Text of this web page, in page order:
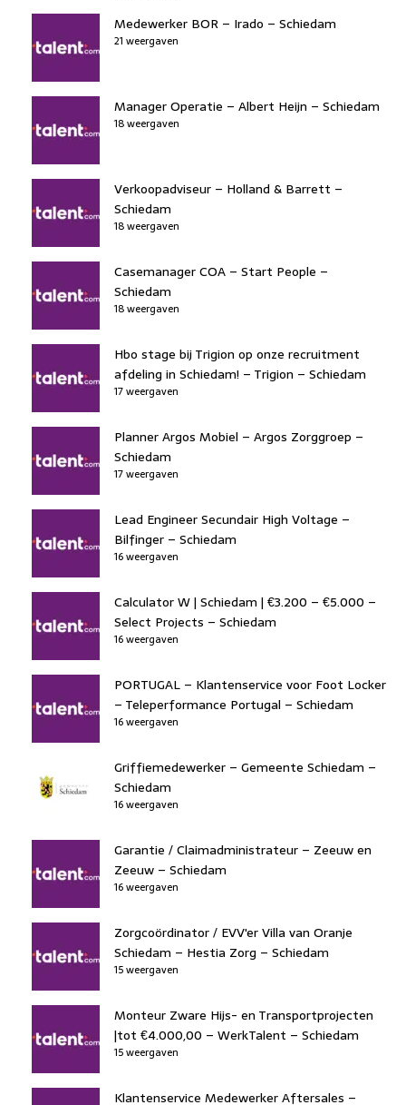
Medewerker BOR – Irado – Schiedam
21 weergaven
Manager Operatie – Albert Heijn – Schiedam
18 weergaven
Verkoopadviseur – Holland & Barrett –
Schiedam
18 weergaven
Casemanager COA – Start People –
Schiedam
18 weergaven
Hbo stage bij Trigion op onze recruitment
afdeling in Schiedam! – Trigion – Schiedam
17 weergaven
Planner Argos Mobiel – Argos Zorggroep –
Schiedam
17 weergaven
Lead Engineer Secundair High Voltage –
Bilfinger – Schiedam
16 weergaven
Calculator W | Schiedam | €3.200 – €5.000 –
Select Projects – Schiedam
16 weergaven
PORTUGAL – Klantenservice voor Foot Locker
– Teleperformance Portugal – Schiedam
16 weergaven
Griffiemedewerker – Gemeente Schiedam –
Schiedam
16 weergaven
Garantie / Claimadministrateur – Zeeuw en
Zeeuw – Schiedam
16 weergaven
Zorgcoördinator / EVV'er Villa van Oranje
Schiedam – Hestia Zorg – Schiedam
15 weergaven
Monteur Zware Hijs- en Transportprojecten
|tot €4.000,00 – WerkTalent – Schiedam
15 weergaven
Klantenservice Medewerker Aftersales –